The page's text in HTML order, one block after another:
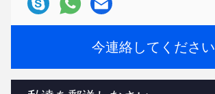
今連絡してください